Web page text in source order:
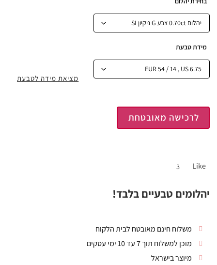
מידת טבעת
לרכישה מאובטחת
Like
3
מציאת מידה לטבעת
יהלומים טבעיים בלבד!
משלוח חינם מאובטח לבית הלקוח
מוכן למשלוח תוך 7 עד 10 ימי עסקים
מיוצר בישראל